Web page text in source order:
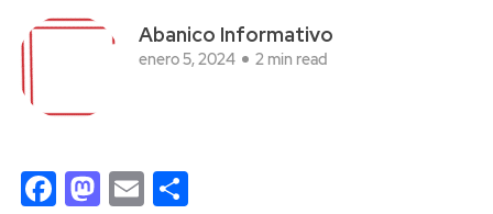
Abanico Informativo
enero 5, 2024 2 min read
Facebook
Mastodon
Email